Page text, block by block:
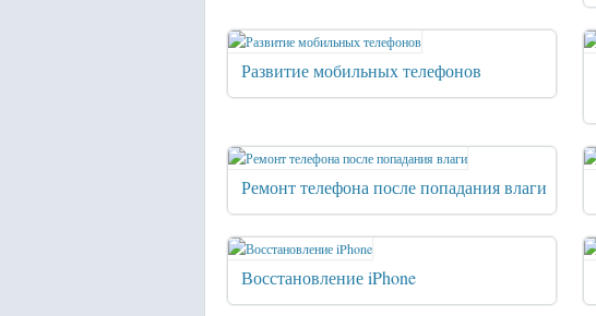
Развитие мобильных телефонов
Ремонт телефона после попадания влаги
Восстановление iPhone